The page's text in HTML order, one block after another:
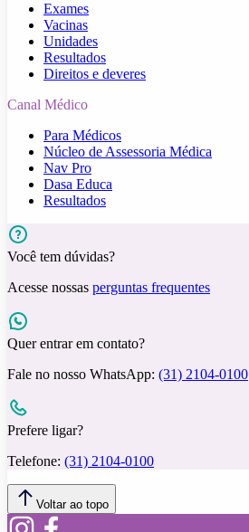
Exames
Vacinas
Unidades
Resultados
Direitos e deveres
Canal Médico
Para Médicos
Núcleo de Assessoria Médica
Nav Pro
Dasa Educa
Resultados
Você tem dúvidas?
Acesse nossas perguntas frequentes
Quer entrar em contato?
Fale no nosso WhatsApp: (31) 2104-0100
Prefere ligar?
Telefone: (31) 2104-0100
Voltar ao topo